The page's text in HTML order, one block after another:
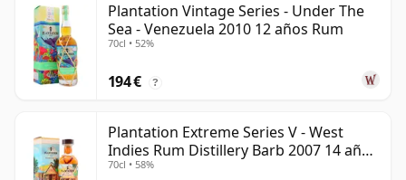
Plantation Vintage Series - Under The
Sea - Venezuela 2010 12 años Rum
70cl • 52%
194 € ?
Plantation Extreme Series V - West
Indies Rum Distillery Barb 2007 14 años
Rum
70cl • 58%